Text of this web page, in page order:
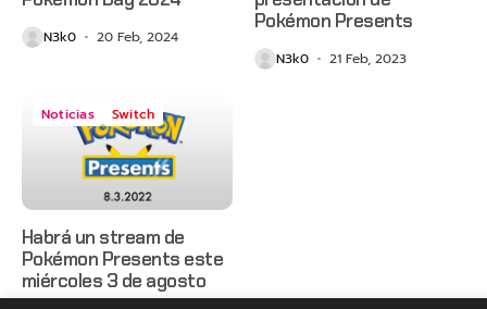
N3k0 20 Feb, 2024
Pokémon Presents
N3k0 21 Feb, 2023
Noticias Switch
Habrá un stream de
Pokémon Presents este
miércoles 3 de agosto